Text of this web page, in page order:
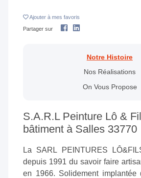
Ajouter à mes favoris
Partager sur
Notre Histoire
Nos Réalisations
On Vous Propose
S.A.R.L Peinture Lô &
bâtiment à Salles 33770
La SARL PEINTURES
depuis 1991 du savoir faire
en 1966. Solidement implantée